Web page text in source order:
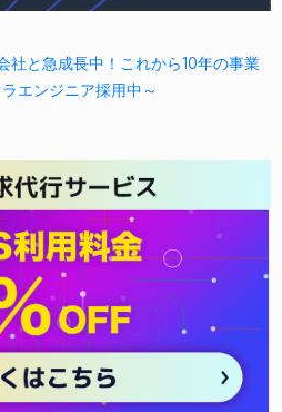
社と急成長中！これから10年の事業
エンジニア採用中～